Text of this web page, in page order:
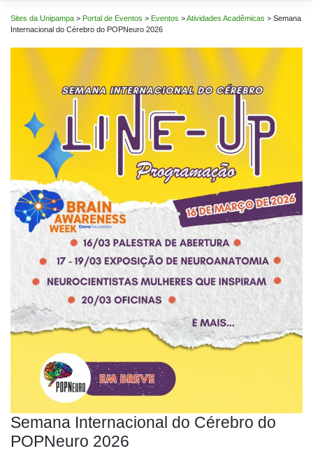
Sites da Unipampa > Portal de Eventos > Eventos >Atividades Acadêmicas > Semana
Internacional do Cérebro do POPNeuro 2026
Semana Internacional do Cérebro do
POPNeuro 2026